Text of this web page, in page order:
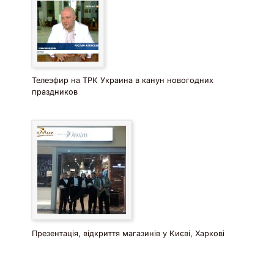
Телеэфир на ТРК Украина в канун новогодних
праздников
Презентація, відкриття магазинів у Києві, Харкові